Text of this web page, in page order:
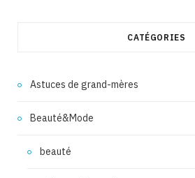
CATÉGORIES
Astuces de grand-mères
Beauté&Mode
beauté